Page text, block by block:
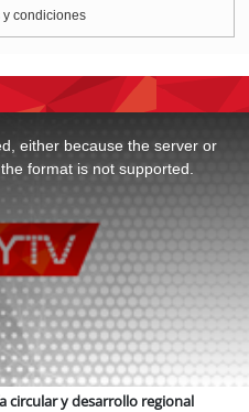
y condiciones
either because the server or
format is not supported.
circular y desarrollo regional